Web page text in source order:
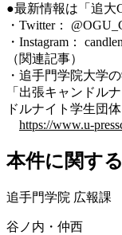
●最新情報は「追大
・Twitter：
・Instagram：
（関連記事）
・追手門学院大学
「出張キャンドル
ドルナイト学生団
https://www.u-
本件に関す
追手門学院 広報課
谷ノ内・仲西